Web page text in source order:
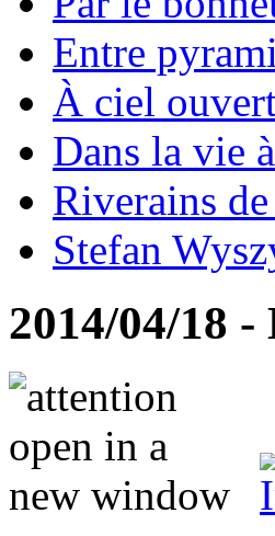
Entre
À ciel
Dans la vie
Riverains
Stefan
2014/04/18